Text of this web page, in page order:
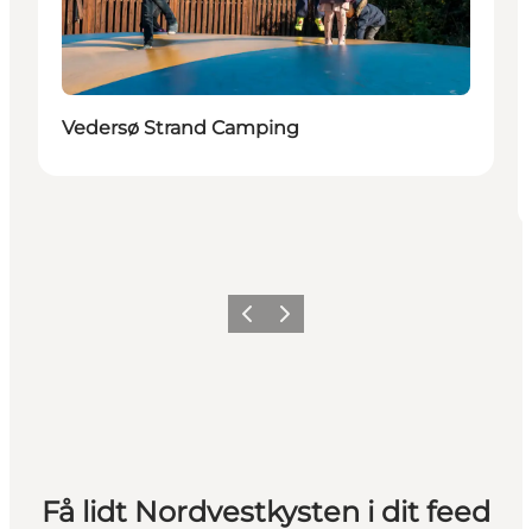
Vedersø Strand Camping
ForrigeNæste
Få lidt Nordvestkysten i dit feed